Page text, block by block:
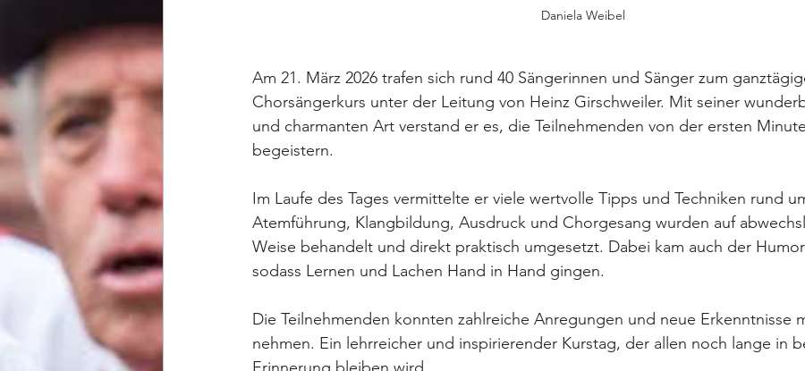
Daniela Weibel
Am 21. März 2026 trafen sich rund 40 Sängerinnen und Sänger zum
Chorsängerkurs unter der Leitung von Heinz Girschweiler. Mit seiner
und charmanten Art verstand er es, die Teilnehmenden von der ersten
begeistern.
Im Laufe des Tages vermittelte er viele wertvolle Tipps und Techniken rund
Atemführung, Klangbildung, Ausdruck und Chorgesang wurden auf
Weise behandelt und direkt praktisch umgesetzt. Dabei kam auch der
sodass Lernen und Lachen Hand in Hand gingen.
Die Teilnehmenden konnten zahlreiche Anregungen und neue Erkenntnisse
nehmen. Ein lehrreicher und inspirierender Kurstag, der allen noch lange in